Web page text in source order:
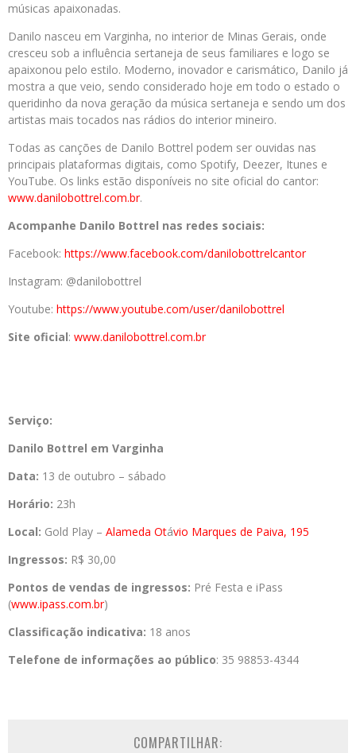
músicas apaixonadas.
Danilo nasceu em Varginha, no interior de Minas Gerais, onde
cresceu sob a influência sertaneja de seus familiares e logo se
apaixonou pelo estilo. Moderno, inovador e carismático, Danilo já
mostra a que veio, sendo considerado hoje em todo o estado o
queridinho da nova geração da música sertaneja e sendo um dos
artistas mais tocados nas rádios do interior mineiro.
Todas as canções de Danilo Bottrel podem ser ouvidas nas
principais plataformas digitais, como Spotify, Deezer, Itunes e
YouTube. Os links estão disponíveis no site oficial do cantor:
www.danilobottrel.com.br.
Acompanhe Danilo Bottrel nas redes sociais:
Facebook: https://www.facebook.com/danilobottrelcantor
Instagram: @danilobottrel
Youtube: https://www.youtube.com/user/danilobottrel
Site oficial: www.danilobottrel.com.br
Serviço:
Danilo Bottrel em Varginha
Data: 13 de outubro – sábado
Horário: 23h
Local: Gold Play – Alameda Otávio Marques de Paiva, 195
Ingressos: R$ 30,00
Pontos de vendas de ingressos: Pré Festa e iPass
(www.ipass.com.br)
Classificação indicativa: 18 anos
Telefone de informações ao público: 35 98853-4344
COMPARTILHAR: